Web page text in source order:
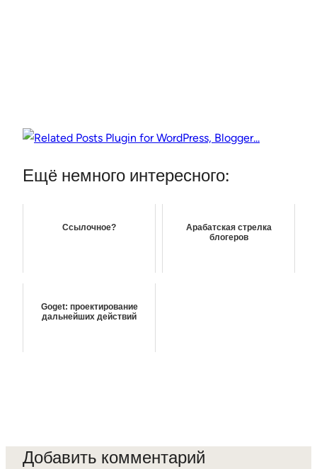
Ещё немного интересного:
Ссылочное?
Арабатская стрелка
блогеров
Goget: проектирование
дальнейших действий
Добавить комментарий